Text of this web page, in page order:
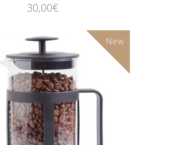
30,00€
New
AÑADIR AL CARRITO